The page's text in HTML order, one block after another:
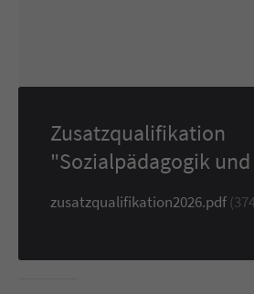
Zusatzqualifikation
"Sozialpädagogik
zusatzqualifikation2026.pdf